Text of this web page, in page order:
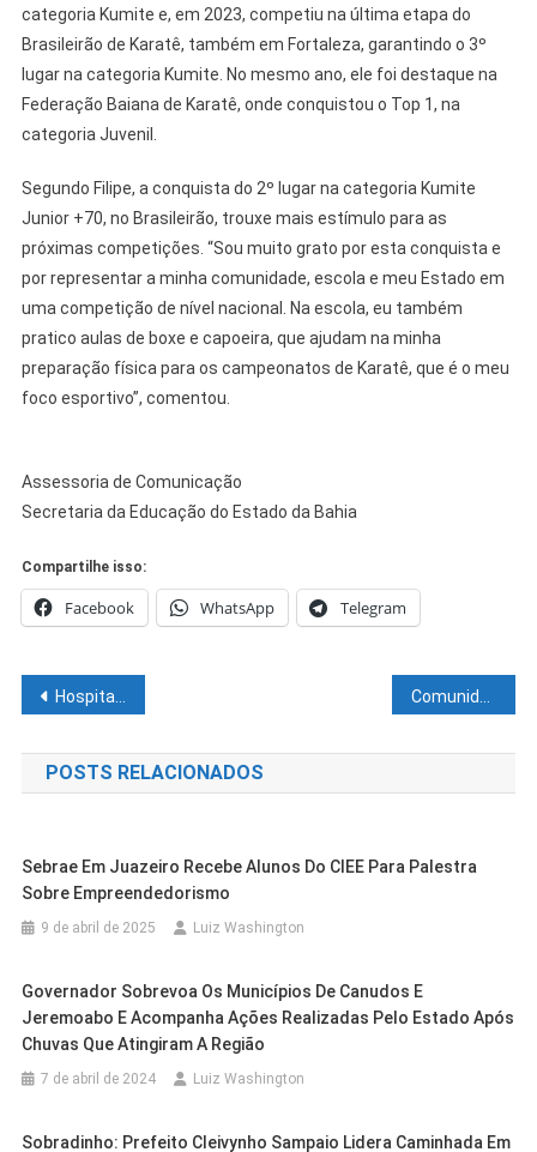
categoria Kumite e, em 2023, competiu na última etapa do
Brasileirão de Karatê, também em Fortaleza, garantindo o 3º
lugar na categoria Kumite. No mesmo ano, ele foi destaque na
Federação Baiana de Karatê, onde conquistou o Top 1, na
categoria Juvenil.
Segundo Filipe, a conquista do 2º lugar na categoria Kumite
Junior +70, no Brasileirão, trouxe mais estímulo para as
próximas competições. “Sou muito grato por esta conquista e
por representar a minha comunidade, escola e meu Estado em
uma competição de nível nacional. Na escola, eu também
pratico aulas de boxe e capoeira, que ajudam na minha
preparação física para os campeonatos de Karatê, que é o meu
foco esportivo”, comentou.
Assessoria de Comunicação
Secretaria da Educação do Estado da Bahia
Compartilhe isso:
Facebook WhatsApp Telegram
Navegação
de
Post
Hospital regional de Juazeiro realiza semana alusiva à campanha de higienização das mãos Comunidade de Conchas no interior de Juazeiro ganha UBS totalmente requalificada
POSTS RELACIONADOS
Sebrae Em Juazeiro Recebe Alunos Do CIEE Para Palestra
Sobre Empreendedorismo
9 de abril de 2025 Luiz Washington
Governador Sobrevoa Os Municípios De Canudos E
Jeremoabo E Acompanha Ações Realizadas Pelo Estado Após
Chuvas Que Atingiram A Região
7 de abril de 2024 Luiz Washington
Sobradinho: Prefeito Cleivynho Sampaio Lidera Caminhada Em